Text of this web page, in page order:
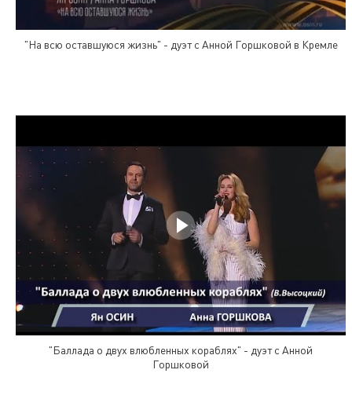
"На всю оставшуюся жизнь" - дуэт с Анной Горшковой в Кремле
"Баллада о двух влюбленных кораблях" - дуэт с Анной
Горшковой